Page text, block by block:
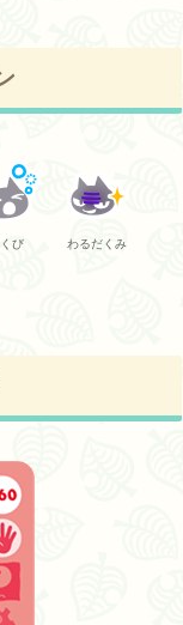
び わるだくみ